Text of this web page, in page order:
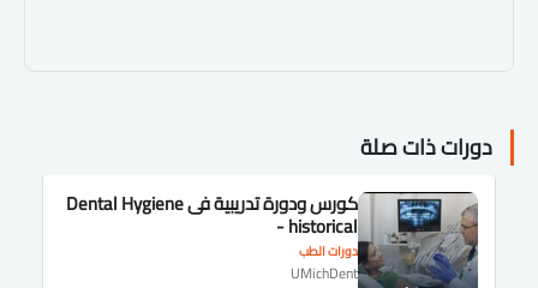
دورات ذات صلة
دورات الطب
كورس ودورة تدريبية فى Dental Hygiene
- historical
UMichDent